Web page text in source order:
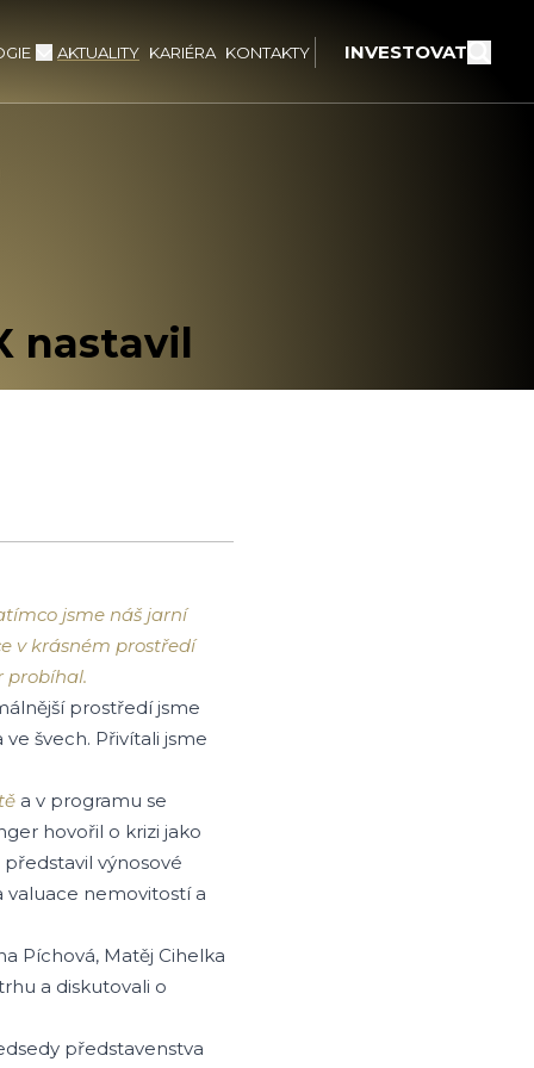
AKTUALITY KARIÉRA KONTAKTY INVESTOVAT
nastavil
jsme náš jarní
v krásném prostředí
probíhal.
prostředí jsme
švech. Přivítali jsme
a v programu se
hovořil o krizi jako
výnosové
valuace nemovitostí a
Píchová, Matěj Cihelka
a diskutovali o
představenstva